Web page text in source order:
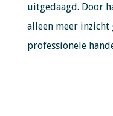
uitgedaagd. Door
alleen meer
professionele